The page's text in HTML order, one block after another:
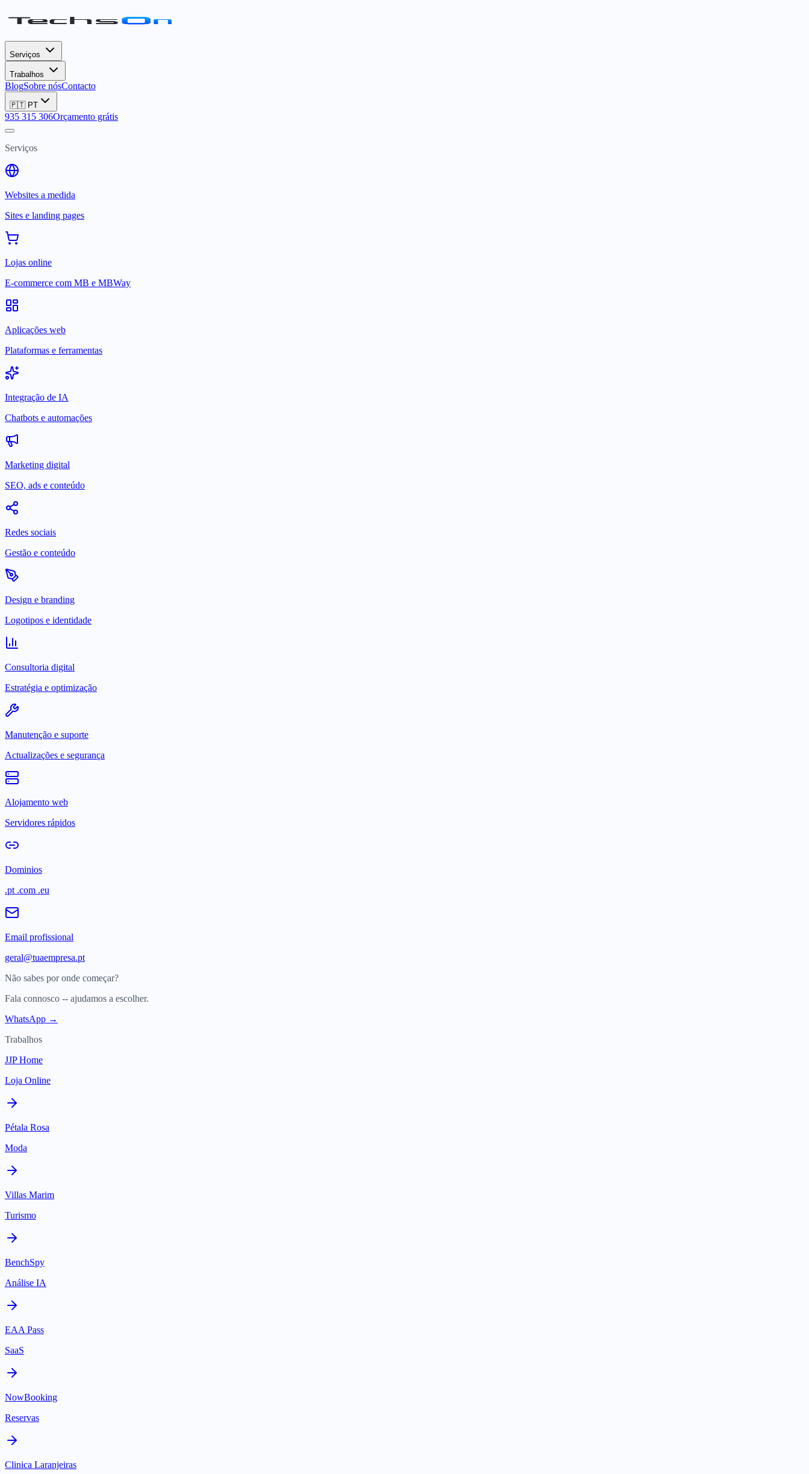
Serviços
Trabalhos
BlogSobre nósContacto
🇵🇹 PT
935 315 306Orçamento grátis
Serviços
Websites a medida
Sites e landing pages
Lojas online
E-commerce com MB e MBWay
Aplicações web
Plataformas e ferramentas
Integração de IA
Chatbots e automações
Marketing digital
SEO, ads e conteúdo
Redes sociais
Gestão e conteúdo
Design e branding
Logotipos e identidade
Consultoria digital
Estratégia e optimização
Manutenção e suporte
Actualizações e segurança
Alojamento web
Servidores rápidos
Dominios
.pt .com .eu
Email profissional
geral@tuaempresa.pt
Não sabes por onde começar?
Fala connosco -- ajudamos a escolher.
WhatsApp →
Trabalhos
JJP Home
Loja Online
Pétala Rosa
Moda
Villas Marim
Turismo
BenchSpy
Análise IA
EAA Pass
SaaS
NowBooking
Reservas
Clinica Laranjeiras